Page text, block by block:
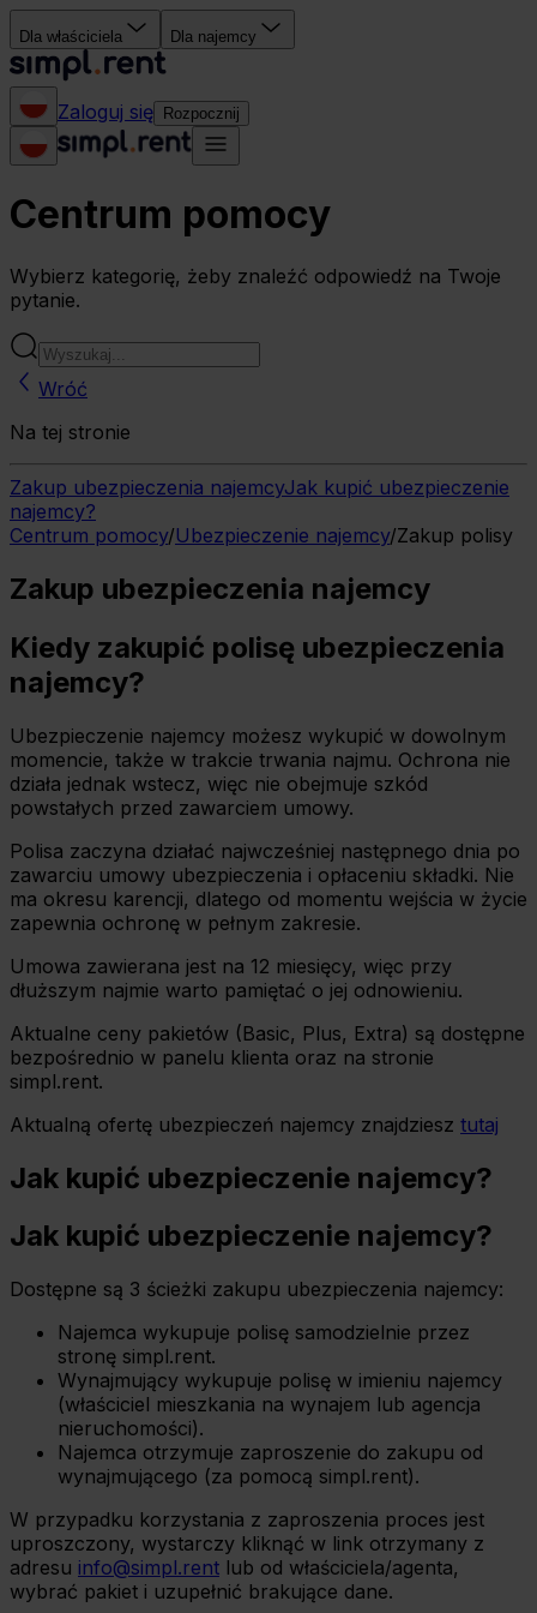
Dla właściciela Dla najemcy
Zaloguj się Rozpocznij
Centrum pomocy
Wybierz kategorię, żeby znaleźć odpowiedź na Twoje
pytanie.
Wróć
Na tej stronie
Zakup ubezpieczenia najemcyJak kupić ubezpieczenie
najemcy?
Centrum pomocy/Ubezpieczenie najemcy/Zakup polisy
Zakup ubezpieczenia najemcy
Kiedy zakupić polisę ubezpieczenia
najemcy?
Ubezpieczenie najemcy możesz wykupić w dowolnym
momencie, także w trakcie trwania najmu. Ochrona nie
działa jednak wstecz, więc nie obejmuje szkód
powstałych przed zawarciem umowy.
Polisa zaczyna działać najwcześniej następnego dnia po
zawarciu umowy ubezpieczenia i opłaceniu składki. Nie
ma okresu karencji, dlatego od momentu wejścia w życie
zapewnia ochronę w pełnym zakresie.
Umowa zawierana jest na 12 miesięcy, więc przy
dłuższym najmie warto pamiętać o jej odnowieniu.
Aktualne ceny pakietów (Basic, Plus, Extra) są dostępne
bezpośrednio w panelu klienta oraz na stronie
simpl.rent.
Aktualną ofertę ubezpieczeń najemcy znajdziesz tutaj
Jak kupić ubezpieczenie najemcy?
Jak kupić ubezpieczenie najemcy?
Dostępne są 3 ścieżki zakupu ubezpieczenia najemcy:
Najemca wykupuje polisę samodzielnie przez
stronę simpl.rent.
Wynajmujący wykupuje polisę w imieniu najemcy
(właściciel mieszkania na wynajem lub agencja
nieruchomości).
Najemca otrzymuje zaproszenie do zakupu od
wynajmującego (za pomocą simpl.rent).
W przypadku korzystania z zaproszenia proces jest
uproszczony, wystarczy kliknąć w link otrzymany z
adresu info@simpl.rent lub od właściciela/agenta,
wybrać pakiet i uzupełnić brakujące dane.